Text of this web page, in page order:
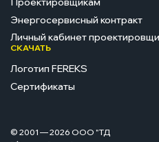
Энергосервисный контракт
Личный кабинет
СКАЧАТЬ
Логотип FEREKS
Сертификаты
© 2001 — 2026 ООО "ТД